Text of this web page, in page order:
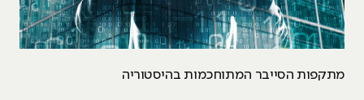
מתקפות הסייבר המתוחכמות בהיסטוריה